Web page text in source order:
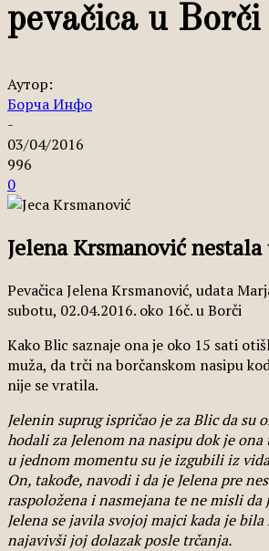
pevačica u Borči
Аутор:
Борча Инфо
-
03/04/2016
996
0
Jelena Krsmanović
Pevačica Jelena Krsmanović, udata
subotu, 02.04.2016. oko 16č. u Borči
Kako Blic saznaje ona je oko 15 sati
muža, da trči na borčanskom nasipu
nije se vratila.
Jelenin suprug ispričao je za Blic da su
hodali za Jelenom na nasipu dok je
u jednom momentu su je izgubili iz
On, takođe, navodi i da je Jelena pre
raspoložena i nasmejana te ne misli da
Jelena se javila svojoj majci kada je
najavivši joj dolazak posle trčanja.